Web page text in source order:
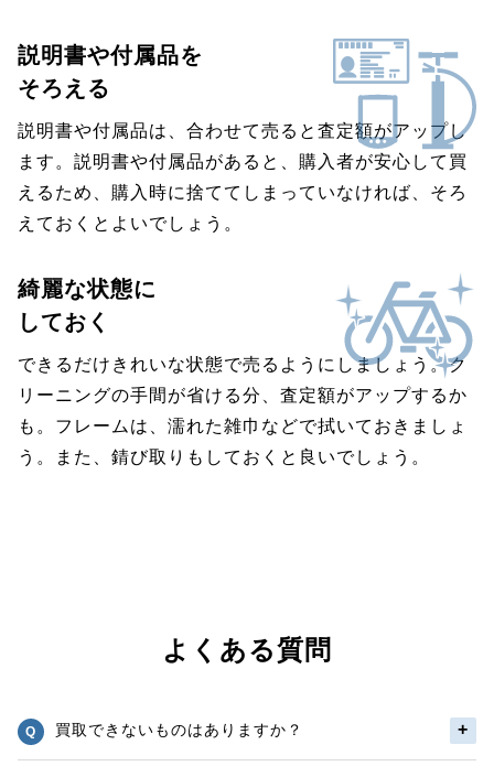
説明書や付属品を
そろえる
説明書や付属品は、合わせて売ると査定額がアップし
ます。説明書や付属品があると、購入者が安心して買
えるため、購入時に捨ててしまっていなければ、そろ
えておくとよいでしょう。
綺麗な状態に
しておく
できるだけきれいな状態で売るようにしましょう。ク
リーニングの手間が省ける分、査定額がアップするか
も。フレームは、濡れた雑巾などで拭いておきましょ
う。また、錆び取りもしておくと良いでしょう。
よくある質問
買取できないものはありますか？